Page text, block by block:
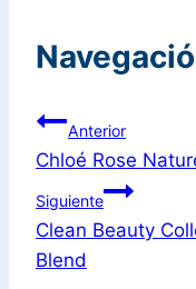
Anterior
Chloé Rose
Siguiente
Clean Beauty
Blend